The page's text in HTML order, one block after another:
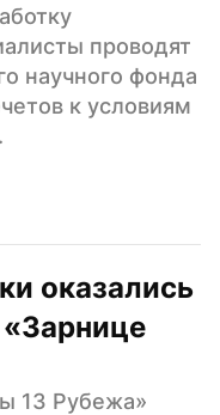
проводят
научного фонда
к условиям
оказались
13 Рубежа»